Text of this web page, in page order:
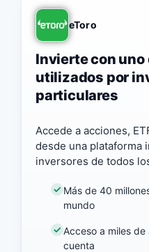
eToro
Invierte con uno
utilizados por
particulares
Accede a acciones,
desde una plataforma
inversores de todos
Más de 40
mundo
Acceso a miles
cuenta